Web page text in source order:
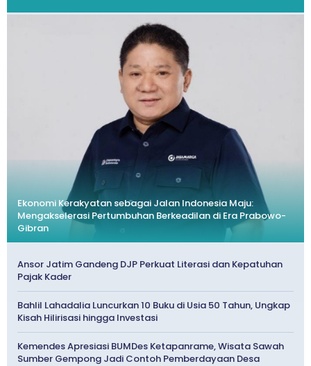
Ekonomi Kerakyatan sebagai Jalan Indonesia Maju:
Mengakselerasi Pertumbuhan Berkeadilan di Era Prabowo-
Gibran
Ansor Jatim Gandeng DJP Perkuat Literasi dan Kepatuhan
Pajak Kader
Bahlil Lahadalia Luncurkan 10 Buku di Usia 50 Tahun, Ungkap
Kisah Hilirisasi hingga Investasi
Kemendes Apresiasi BUMDes Ketapanrame, Wisata Sawah
Sumber Gempong Jadi Contoh Pemberdayaan Desa